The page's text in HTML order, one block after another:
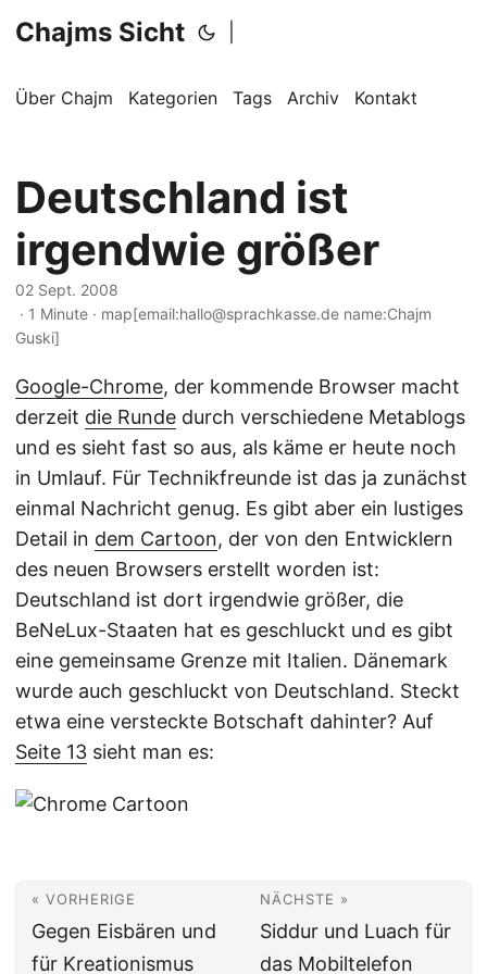
Chajms Sicht
Über Chajm Kategorien Tags Archiv Kontakt
Deutschland ist
irgendwie größer
02 Sept. 2008
· 1 Minute · map[email:hallo@sprachkasse.de name:Chajm
Guski]
Google-Chrome, der kommende Browser macht
derzeit die Runde durch verschiedene Metablogs
und es sieht fast so aus, als käme er heute noch
in Umlauf. Für Technikfreunde ist das ja zunächst
einmal Nachricht genug. Es gibt aber ein lustiges
Detail in dem Cartoon, der von den Entwicklern
des neuen Browsers erstellt worden ist:
Deutschland ist dort irgendwie größer, die
BeNeLux-Staaten hat es geschluckt und es gibt
eine gemeinsame Grenze mit Italien. Dänemark
wurde auch geschluckt von Deutschland. Steckt
etwa eine versteckte Botschaft dahinter? Auf
Seite 13 sieht man es:
« VORHERIGE
Gegen Eisbären und
für Kreationismus
NÄCHSTE »
Siddur und Luach für
das Mobiltelefon